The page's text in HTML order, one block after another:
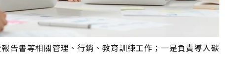
告書等相關管理、行銷、教育訓練工作；一是負責導入碳